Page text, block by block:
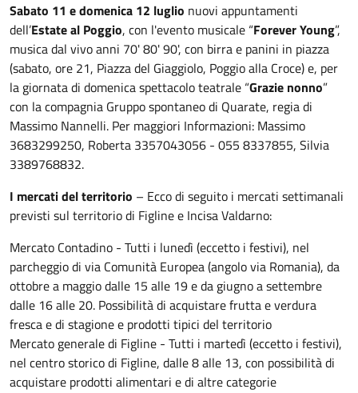
Sabato 11 e domenica 12 luglio nuovi appuntamenti
dell’Estate al Poggio, con l'evento musicale “Forever Young”,
musica dal vivo anni 70' 80' 90', con birra e panini in piazza
(sabato, ore 21, Piazza del Giaggiolo, Poggio alla Croce) e, per
la giornata di domenica spettacolo teatrale “Grazie nonno”
con la compagnia Gruppo spontaneo di Quarate, regia di
Massimo Nannelli. Per maggiori Informazioni: Massimo
3683299250, Roberta 3357043056 - 055 8337855, Silvia
3389768832.
I mercati del territorio – Ecco di seguito i mercati settimanali
previsti sul territorio di Figline e Incisa Valdarno:
Mercato Contadino - Tutti i lunedì (eccetto i festivi), nel
parcheggio di via Comunità Europea (angolo via Romania), da
ottobre a maggio dalle 15 alle 19 e da giugno a settembre
dalle 16 alle 20. Possibilità di acquistare frutta e verdura
fresca e di stagione e prodotti tipici del territorio
Mercato generale di Figline - Tutti i martedì (eccetto i festivi),
nel centro storico di Figline, dalle 8 alle 13, con possibilità di
acquistare prodotti alimentari e di altre categorie